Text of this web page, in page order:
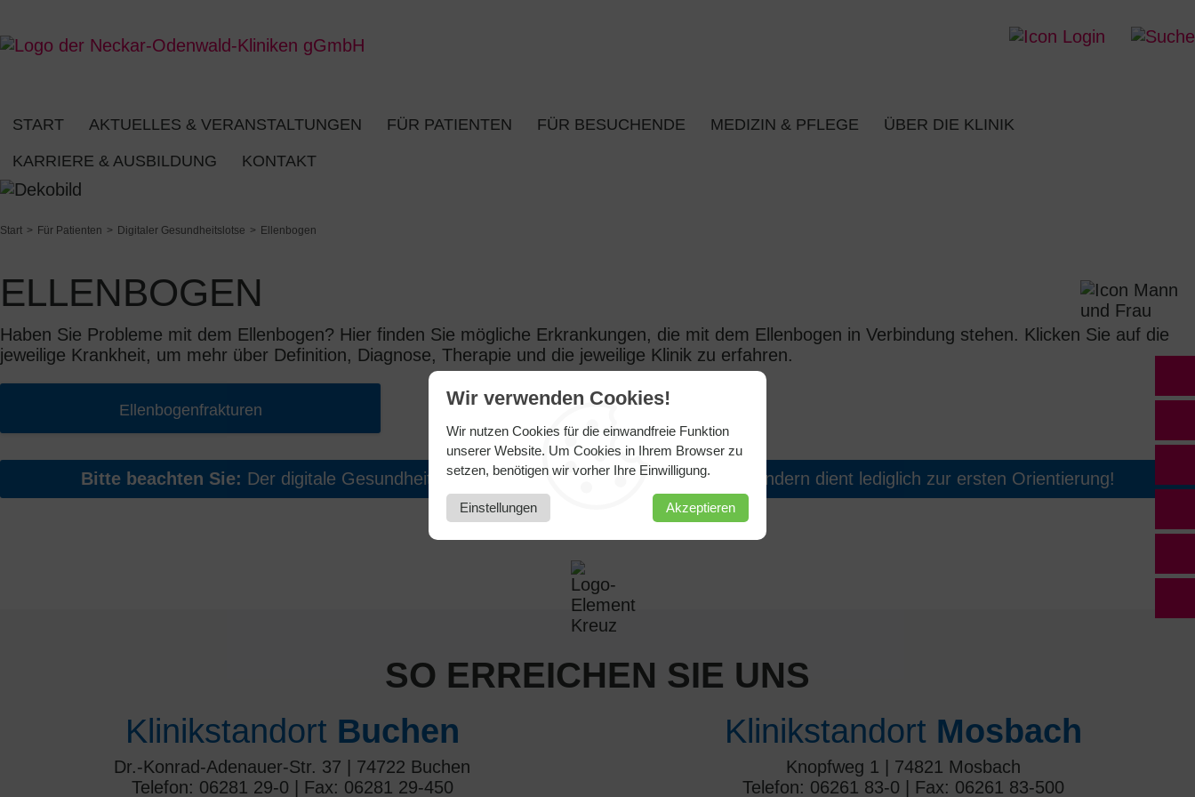
Wir verwenden Cookies!
Wir nutzen Cookies für die einwandfreie Funktion
unserer Website. Um Cookies in Ihrem Browser zu
setzen, benötigen wir vorher Ihre Einwilligung.
Einstellungen Akzeptieren
START AKTUELLES & VERANSTALTUNGEN FÜR PATIENTEN FÜR BESUCHENDE MEDIZIN & PFLEGE ÜBER DIE KLINIK
KARRIERE & AUSBILDUNG KONTAKT
Start Für Patienten Digitaler Gesundheitslotse Ellenbogen
ELLENBOGEN
Haben Sie Probleme mit dem Ellenbogen? Hier finden Sie mögliche Erkrankungen, die mit dem Ellenbogen in Verbindung stehen. Klicken Sie auf die
jeweilige Krankheit, um mehr über Definition, Diagnose, Therapie und die jeweilige Klinik zu erfahren.
Ellenbogenfrakturen
Bitte beachten Sie: Der digitale Gesundheitslotse ersetzt keine ärztliche Diagnose, sondern dient lediglich zur ersten Orientierung!
SO ERREICHEN SIE UNS
Klinikstandort Buchen
Dr.-Konrad-Adenauer-Str. 37 | 74722 Buchen
Telefon: 06281 29-0 | Fax: 06281 29-450
Klinikstandort Mosbach
Knopfweg 1 | 74821 Mosbach
Telefon: 06261 83-0 | Fax: 06261 83-500